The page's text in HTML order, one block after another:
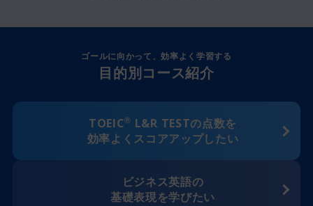
ゴールに向かって、効率よく学習する
目的別コース紹介
TOEIC® L&R TESTの点数を
効率よくスコアアップしたい
ビジネス英語の
基礎表現を学びたい